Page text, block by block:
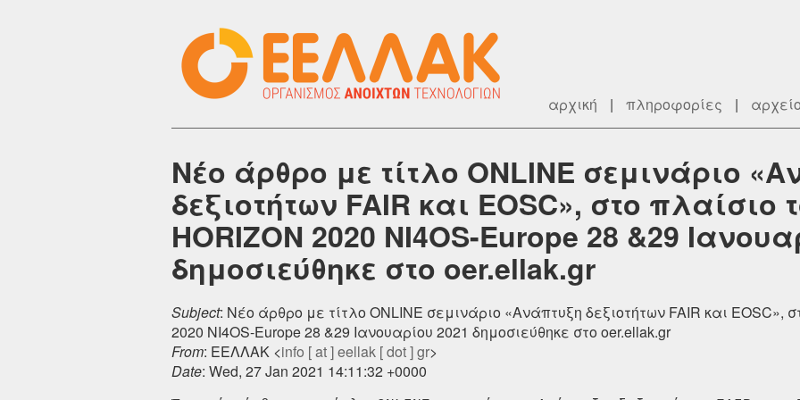
αρχική | πληροφορίες |
Νέο άρθρο με τίτλο ONLINE σεμινάριο
δεξιοτήτων FAIR και EOSC», στο πλαίσιο
HORIZON 2020 NI4OS-Europe 28 &29
δημοσιεύθηκε στο oer.ellak.gr
Subject: Νέο άρθρο με τίτλο ONLINE σεμινάριο «Ανάπτυξη δεξιοτήτων FAIR και EOSC»,
2020 NI4OS-Europe 28 &29 Ιανουαρίου 2021 δημοσιεύθηκε στο oer.ellak.gr
From: ΕΕΛΛΑΚ <info [ at ] eellak [ dot ] gr>
Date: Wed, 27 Jan 2021 14:11:32 +0000